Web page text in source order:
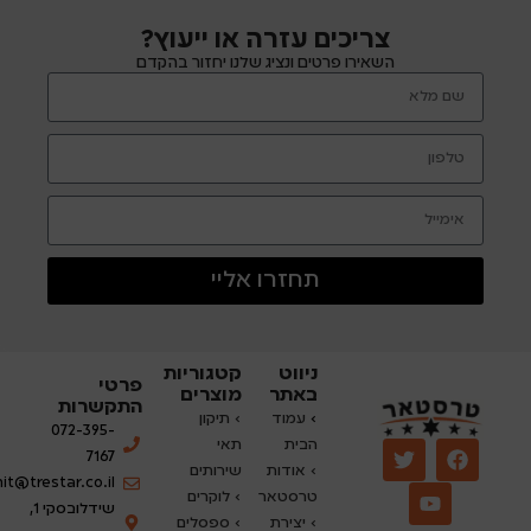
צריכים עזרה או ייעוץ?
השאירו פרטים ונציג שלנו יחזור בהקדם
תחזרו אליי
ניווט
באתר
› עמוד
הבית
› אודות
טרסטאר
› יצירת
קטגוריות
מוצרים
› תיקון
תאי
שירותים
›לוקרים
› ספסלים
פרטי
התקשרות
072-395-
7167
שידלובסקי 1,